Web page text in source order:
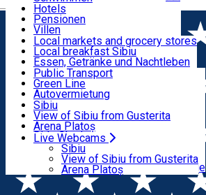
Română
Essen, Getränke & Nachtleben
Transport & Parken
Live Webcams
Bildung
Wie komme ich nach Sibiu?
Touristeninfo
Reiseführer
Guided tours
Local publication
Schönheitssalon
Reiten
Fitnessstudio
Loc de joacă indoor
Loc de joacă outdoor
Ski
Eislaufen
Yoga
Hotels
Pensionen
Villen
Hostels
Motels
Camping
Zimmer zu vermieten
Wohnungen
Unterkunft außerhalb von Sibiu
Local markets and grocery stores
Local breakfast Sibiu
Essen, Getränke und Nachtleben
Pizza
Fast Food
Kaffeestube
Konditorei
Pub, Bar
Nachtclubs
Bäckerei
Public Transport
Green Line
Autovermietung
Fahrad verleih
Scooter rentals
Taxi
Ride Sharing
Park-Tickets
Parkplätze
Ladestationen für Elektrofahrzeuge
Sibiu
View of Sibiu from Gusterita
Arena Platoș
Live Webcams
Sibiu
View of Sibiu from Gusterita
Arena Platoș
Home News Tursib Sibiu
News Tursib Sibiu